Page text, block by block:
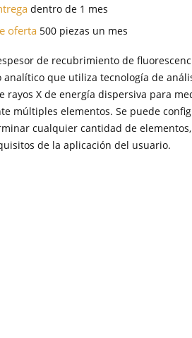
dentro de 1 mes
oferta 500 piezas un mes
de recubrimiento de
que utiliza tecnología de
rayos X de energía dispersiva para
múltiples elementos. Se puede
cualquier cantidad de
de la aplicación del usuario.